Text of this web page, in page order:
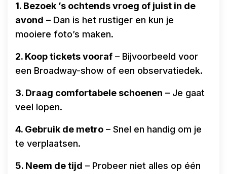
1. Bezoek ’s ochtends vroeg of juist in de
avond – Dan is het rustiger en kun je
mooiere foto’s maken.
2. Koop tickets vooraf – Bijvoorbeeld voor
een Broadway-show of een observatiedek.
3. Draag comfortabele schoenen – Je gaat
veel lopen.
4. Gebruik de metro – Snel en handig om je
te verplaatsen.
5. Neem de tijd – Probeer niet alles op één